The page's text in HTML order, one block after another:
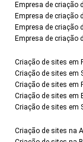
Empresa de criação
Empresa de criação
Empresa de criação
Empresa de criação
Criação de sites em
Criação de sites em
Criação de sites em
Criação de sites em
Criação de sites em
Criação de sites na